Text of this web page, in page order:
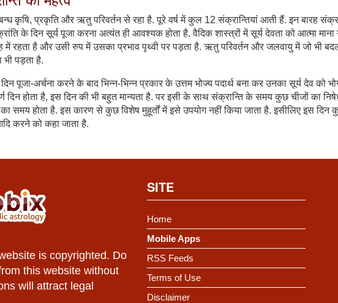
कृषि, प्रकृति और ऋतु परिवर्तन से रहा है. पूरे वर्ष में कुल 12 संक्रान्तियां आती हैं. इन बारह
के दिन सूर्य पूजा करना अत्यंत ही आवश्यक होता है. वैदिक शास्त्रों में सूर्य देवता को आत्मा
में रहता है और उसी रुप में उसका प्रभाव पृथ्वी पर पड़ता है. ऋतु परिवर्तन और जलवायु में जो भी
भी पड़ता है.
पूजा-अर्चना करने के बाद भिन्न-भिन्न प्रकार के उत्तम भोज्य पदार्थ बना कर उनका सूर्य देव को
दिन होता है, इस दिन की भी बहुत मान्यता है. पर इसी के साथ संक्रान्ति के समय कुछ चीजों का
समय होता है. इस कारण से कुछ विशेष मुहूर्तों में इसे उपयोग नहीं किया जाता है. इसीलिए इस दिन
करने को कहा जाता है.
is copyrighted. Do
this website without
will attract legal
SITE
Home
Mobile Apps
RSS Feeds
Terms of Use
Disclaimer